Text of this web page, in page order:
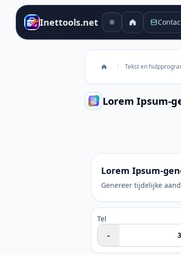
Inettools.net
/ Tekst en
Lorem Ipsum-
Lorem Ipsum-
Genereer tijdelijke
Tel
-